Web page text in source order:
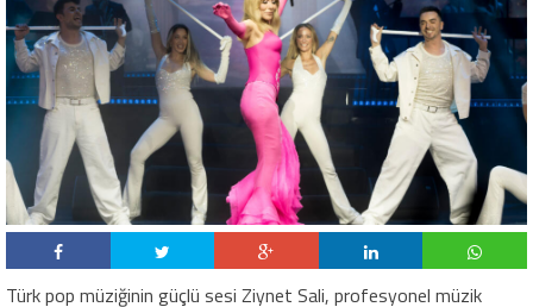
Türk pop müziğinin güçlü sesi Ziynet Sali, profesyonel müzik